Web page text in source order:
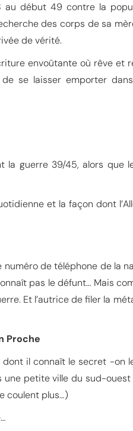
début 49 contre la
des corps de sa
de vérité.
envoûtante où rêve et
se laisser emporter
la guerre 39/45, alors que
et la façon dont
de téléphone de la
pas le défunt… Mais
Et l’autrice de filer la
Proche
il connaît le secret -on
petite ville du sud-ouest
coulent plus…)